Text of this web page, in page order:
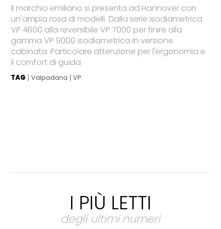
Il marchio emiliano si presenta ad Hannover con
un'ampia rosa di modelli. Dalla serie isodiametrica
VP 4600 alla reversibile VP 7000 per finire alla
gamma VP 9000 isodiametrica in versione
cabinata. Particolare attenzione per l'ergonomia e
il comfort di guida
TAG Valpadana VP
I PIÙ LETTI
degli ultimi numeri